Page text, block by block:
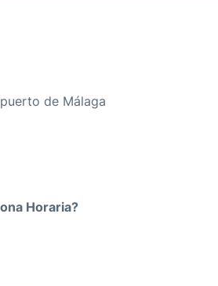
de Málaga
Horaria?